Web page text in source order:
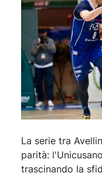
La serie tra
parità:
trascinando la